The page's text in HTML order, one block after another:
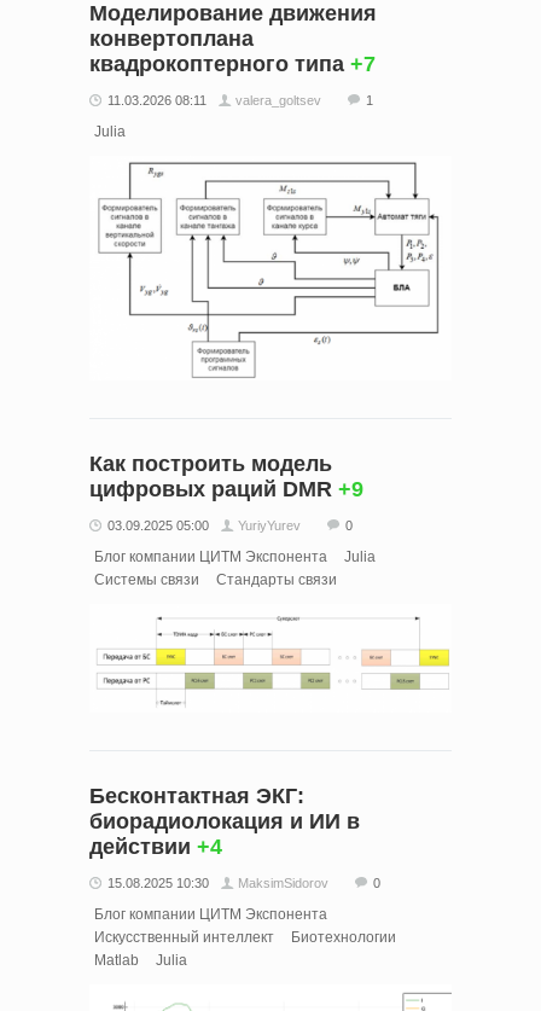
Моделирование движения
конвертоплана
квадрокоптерного типа +7
11.03.2026 08:11 valera_goltsev 1
Julia
Как построить модель
цифровых раций DMR +9
03.09.2025 05:00 YuriyYurev 0
Блог компании ЦИТМ Экспонента
Julia
Системы связи
Стандарты связи
Бесконтактная ЭКГ:
биорадиолокация и ИИ в
действии +4
15.08.2025 10:30 MaksimSidorov 0
Блог компании ЦИТМ Экспонента
Искусственный интеллект
Биотехнологии
Matlab
Julia